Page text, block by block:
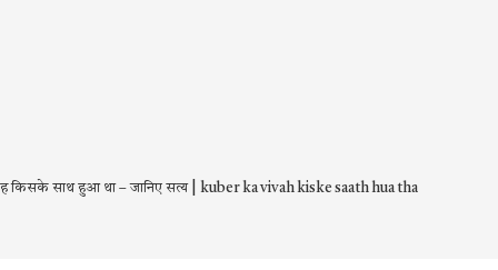
किसके साथ हुआ था – जानिए सत्य | kuber ka vivah kiske saath hua tha